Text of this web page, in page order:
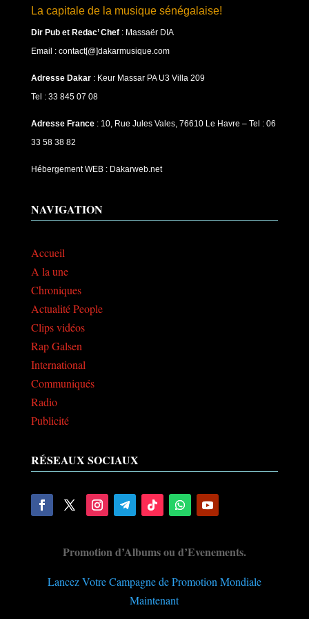
La capitale de la musique sénégalaise!
Dir Pub et Redac’ Chef: Massaër DIA
Email : contact[@]dakarmusique.com
Adresse Dakar: Keur Massar PA U3 Villa 209
Tel : 33 845 07 08
Adresse France: 10, Rue Jules Vales, 76610 Le Havre – Tel : 06
33 58 38 82
Hébergement WEB : Dakarweb.net
NAVIGATION
Accueil
A la une
Chroniques
Actualité People
Clips vidéos
Rap Galsen
International
Communiqués
Radio
Publicité
RÉSEAUX SOCIAUX
Promotion d’Albums ou d’Evenements.
Lancez Votre Campagne de Promotion Mondiale
Maintenant